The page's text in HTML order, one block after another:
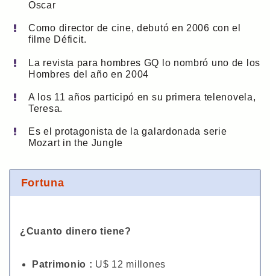
Oscar
Como director de cine, debutó en 2006 con el
filme Déficit.
La revista para hombres GQ lo nombró uno de los
Hombres del año en 2004
A los 11 años participó en su primera telenovela,
Teresa.
Es el protagonista de la galardonada serie
Mozart in the Jungle
Fortuna
¿Cuanto dinero tiene?
Patrimonio : U$ 12 millones